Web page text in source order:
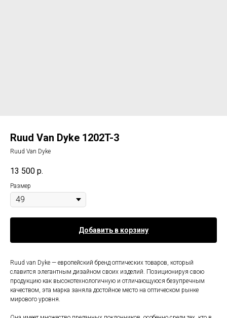
Ruud Van Dyke 1202T-3
Ruud Van Dyke
13 500 р.
Размер
Добавить в корзину
Ruud van Dyke — европейский бренд оптических товаров, который
славится элегантным дизайном своих изделий. Позиционируя свою
продукцию как высокотехнологичную и отличающуюся безупречным
качеством, эта марка заняла достойное место на оптическом рынке
мирового уровня.